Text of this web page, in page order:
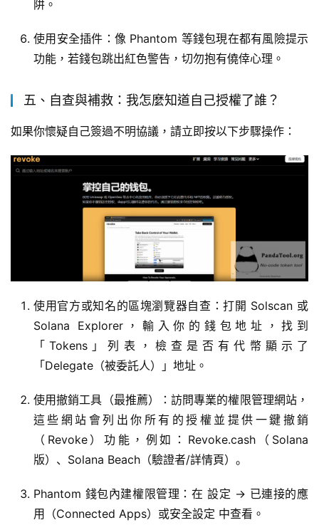
阱。
使用安全插件：像 Phantom 等錢包現在都有風險提示
功能，若錢包跳出紅色警告，切勿抱有僥倖心理。
五、自查與補救：我怎麼知道自己授權了誰？
如果你懷疑自己簽過不明協議，請立即按以下步驟操作：
使用官方或知名的區塊瀏覽器自查：打開 Solscan 或
Solana Explorer，輸入你的錢包地址，找到
「Tokens」列表，檢查是否有代幣顯示了
「Delegate（被委託人）」地址。
使用撤銷工具（最推薦）：訪問專業的權限管理網站，
這些網站會列出你所有的授權並提供一鍵撤銷
（Revoke）功能，例如：Revoke.cash（Solana
版）、Solana Beach（驗證者/詳情頁）。
Phantom 錢包內建權限管理：在 設定 -> 已連接的應
用（Connected Apps）或安全設定 中查看。